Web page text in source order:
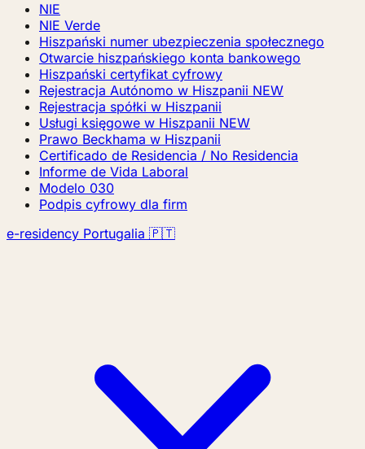
NIE
NIE Verde
Hiszpański numer ubezpieczenia społecznego
Otwarcie hiszpańskiego konta bankowego
Hiszpański certyfikat cyfrowy
Rejestracja Autónomo w Hiszpanii NEW
Rejestracja spółki w Hiszpanii
Usługi księgowe w Hiszpanii NEW
Prawo Beckhama w Hiszpanii
Certificado de Residencia / No Residencia
Informe de Vida Laboral
Modelo 030
Podpis cyfrowy dla firm
e-residency Portugalia 🇵🇹